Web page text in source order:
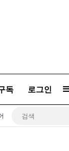
독 로그인